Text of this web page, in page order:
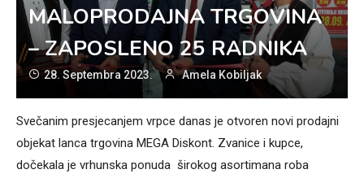
MALOPRODAJNA TRGOVINA
– ZAPOSLENO 25 RADNIKA
28. Septembra 2023. Amela Kobiljak
Svečanim presjecanjem vrpce danas je otvoren novi prodajni
objekat lanca trgovina MEGA Diskont. Zvanice i kupce,
dočekala je vrhunska ponuda širokog asortimana roba